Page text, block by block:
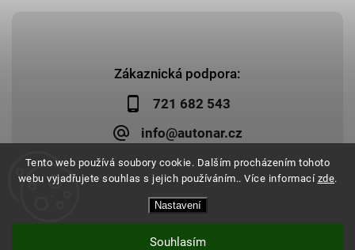
Tento web používá soubory cookie. Dalším procházením tohoto
webu vyjadřujete souhlas s jejich používáním.. Více informací zde.
Nastavení
Souhlasím
Zákaznická podpora:
721 682 543
info@autonar.cz
Autonar.cz. Všechna práva vyhrazena.
| Design Shoptak.cz